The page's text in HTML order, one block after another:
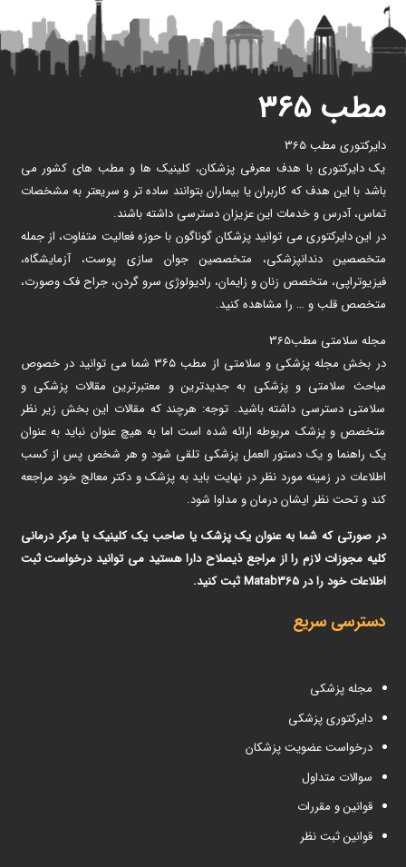
مطب ۳۶۵
دایرکتوری مطب 365
یک دایرکتوری با هدف معرفی پزشکان، کلینیک ها و مطب های کشور می
باشد با این هدف که کاربران یا بیماران بتوانند ساده تر و سریعتر به مشخصات
تماس، آدرس و خدمات این عزیزان دسترسی داشته باشند.
در این دایرکتوری می توانید پزشکان گوناگون با حوزه فعالیت متفاوت، از جمله
متخصصین دندانپزشکی، متخصصین جوان سازی پوست، آزمایشگاه،
فیزیوتراپی، متخصص زنان و زایمان، رادیولوژی سرو گردن، جراح فک وصورت،
متخصص قلب و … را مشاهده کنید.
مجله سلامتی مطب365
در بخش مجله پزشکی و سلامتی از مطب ۳۶۵ شما می توانید در خصوص
مباحث سلامتی و پزشکی به جدیدترین و معتبرترین مقالات پزشکی و
سلامتی دسترسی داشته باشید. توجه: هرچند که مقالات این بخش زیر نظر
متخصص و پزشک مربوطه ارائه شده است اما به هیچ عنوان نباید به عنوان
یک راهنما و یک دستور العمل پزشکی تلقی شود و هر شخص پس از کسب
اطلاعات در زمینه مورد نظر در نهایت باید به پزشک و دکتر معالج خود مراجعه
کند و تحت نظر ایشان درمان و مداوا شود.
در صورتی که شما به عنوان یک پزشک یا صاحب یک کلینیک یا مرکر درمانی
کلیه مجوزات لازم را از مراجع ذیصلاح دارا هستید می توانید درخواست ثبت
اطلاعات خود را در Matab365 ثبت کنید.
دسترسی سریع
مجله پزشکی
دایرکتوری پزشکی
درخواست عضویت پزشکان
سوالات متداول
قوانین و مقررات
قوانین ثبت نظر